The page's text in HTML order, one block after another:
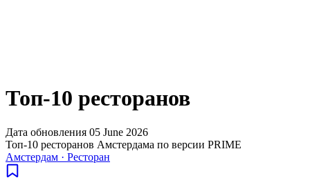
Топ-10 ресторанов
Дата обновления 05 June 2026
Топ-10 ресторанов Амстердама по версии PRIME
Амстердам · Ресторан